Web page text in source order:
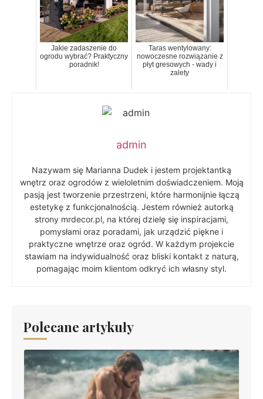
Jakie zadaszenie do
ogrodu wybrać? Praktyczny
poradnik!
Taras wentylowany:
nowoczesne rozwiązanie z
płyt gresowych - wady i
zalety
admin
Nazywam się Marianna Dudek i jestem projektantką
wnętrz oraz ogrodów z wieloletnim doświadczeniem. Moją
pasją jest tworzenie przestrzeni, które harmonijnie łączą
estetykę z funkcjonalnością. Jestem również autorką
strony mrdecor.pl, na której dzielę się inspiracjami,
pomysłami oraz poradami, jak urządzić piękne i
praktyczne wnętrze oraz ogród. W każdym projekcie
stawiam na indywidualność oraz bliski kontakt z naturą,
pomagając moim klientom odkryć ich własny styl.
Polecane artykuły